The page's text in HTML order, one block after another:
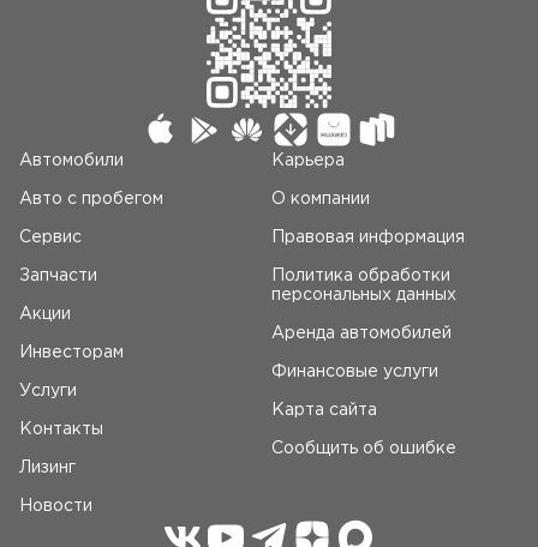
Автомобили
Авто c пробегом
Сервис
Запчасти
Акции
Инвесторам
Услуги
Контакты
Лизинг
Новости
Карьера
О компании
Правовая информация
Политика обработки
персональных данных
Аренда автомобилей
Финансовые услуги
Карта сайта
Сообщить об ошибке